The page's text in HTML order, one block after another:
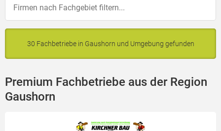
30 Fachbetriebe in Gaushorn und Umgebung gefunden
Premium Fachbetriebe aus der Region
Gaushorn